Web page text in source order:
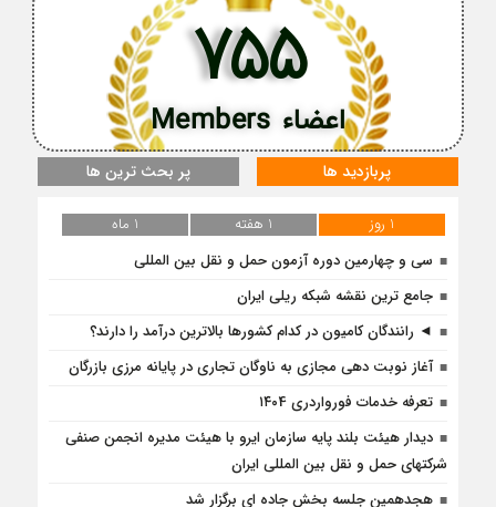
اعضاء Members
755
پربازدید ها پر بحث ترین ها
1 روز 1 هفته
1 ماه
سی و چهارمین دوره آزمون حمل و نقل بین المللی
جامع ترین نقشه شبکه ریلی ایران
◄ رانندگان کامیون در کدام کشورها بالاترین درآمد را دارند؟
آغاز نوبت دهی مجازی به ناوگان تجاری در پایانه مرزی بازرگان
تعرفه خدمات فورواردری ۱۴۰4
دیدار هیئت بلند پایه سازمان ایرو با هیئت مدیره انجمن صنفی
شرکتهای حمل و نقل بین المللی ایران
هجدهمین جلسه بخش جاده ای برگزار شد